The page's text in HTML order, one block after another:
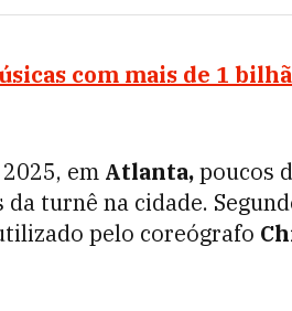
com mais de 1
em Atlanta,poucos
turnê na cidade.
pelo coreógrafo